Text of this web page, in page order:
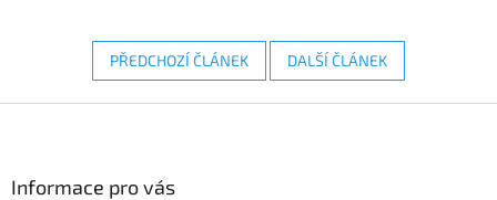
PŘEDCHOZÍ ČLÁNEK DALŠÍ ČLÁNEK
Informace pro vás